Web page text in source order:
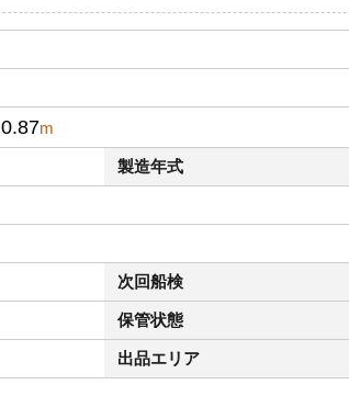
0.87m
製造年式
次回船検
保管状態
出品エリア